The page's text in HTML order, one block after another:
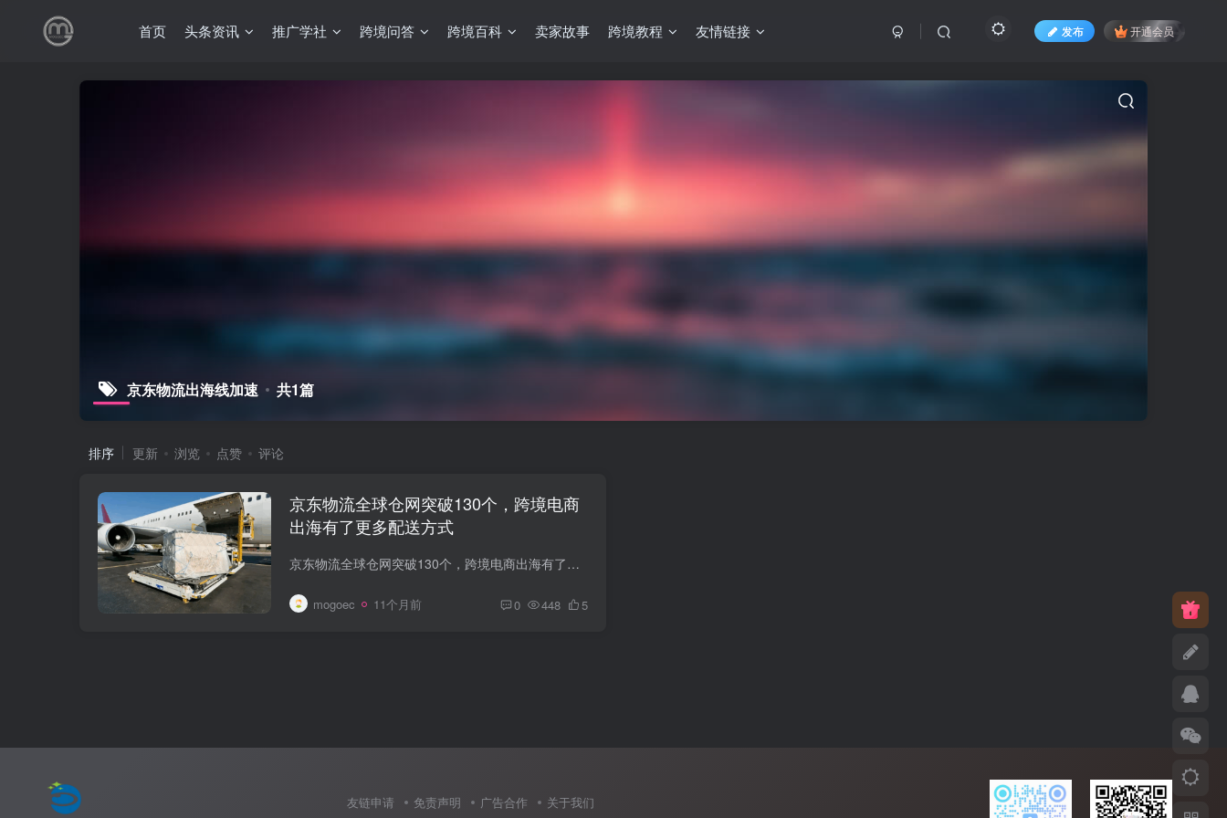
首页 头条资讯 推广学社 跨境问答 跨境百科 卖家故事 跨境教程 友情链接 发布 开通会员
京东物流出海线加速 共1篇
排序 更新 浏览 点赞 评论
京东物流全球仓网突破130个，跨境电商
出海有了更多配送方式
京东物流全球仓网突破130个，跨境电商出海有了更多配送方式
mogoec 11个月前 0 448 5
友链申请 免责声明 广告合作 关于我们